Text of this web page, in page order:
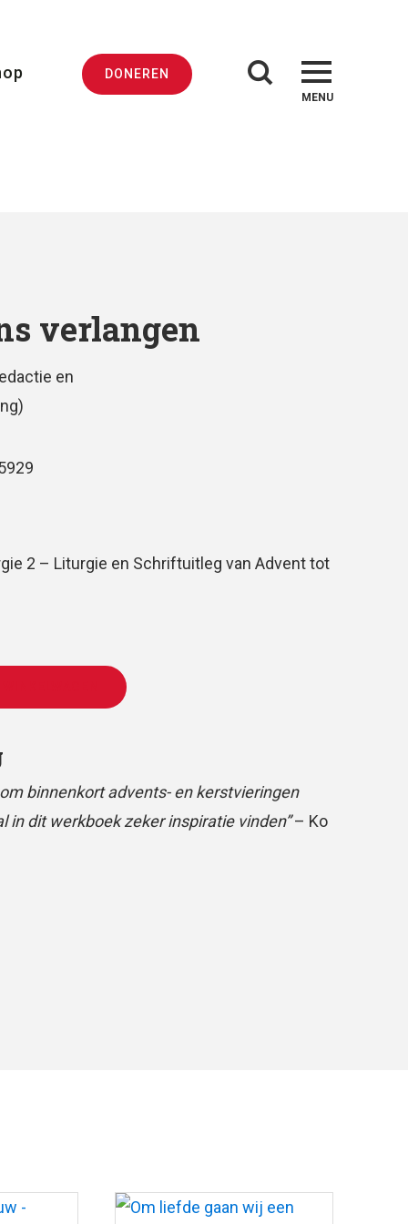
DONEREN
MENU
verlangen
en
2 – Liturgie en Schriftuitleg van Advent tot
binnenkort advents- en kerstvieringen
in dit werkboek zeker inspiratie vinden”– Ko
deze feesten hebben bewaard en